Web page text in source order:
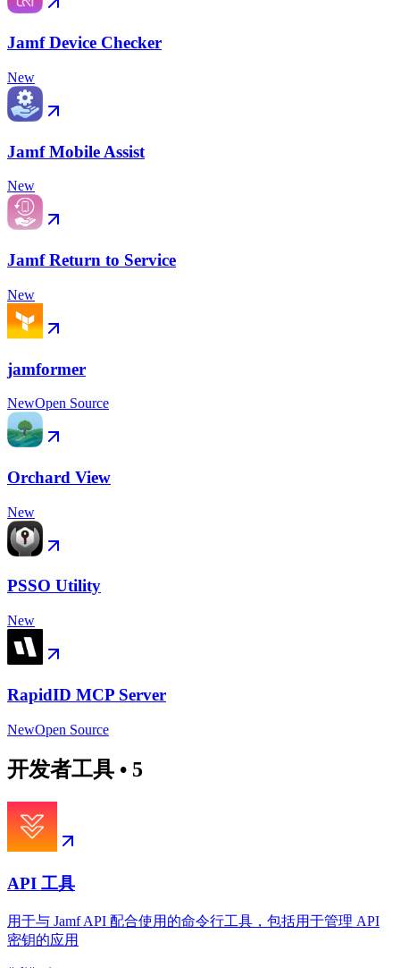
Jamf Device Checker
New
Jamf Mobile Assist
New
Jamf Return to Service
New
jamformer
NewOpen Source
Orchard View
New
PSSO Utility
New
RapidID MCP Server
NewOpen Source
开发者工具 • 5
API 工具
用于与 Jamf API 配合使用的命令行工具，包括用于管理 API
密钥的应用